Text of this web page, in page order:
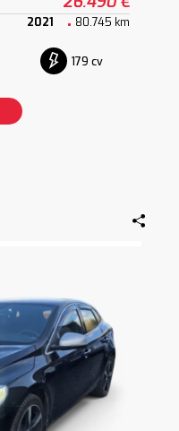
2021 80.745 km
179 cv